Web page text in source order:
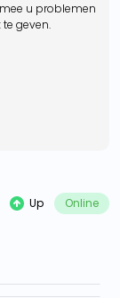
u problemen
geven.
Up Online